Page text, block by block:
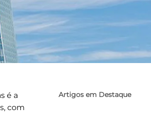
é a
com
Artigos em Destaque